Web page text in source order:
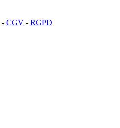
- CGV - RGPD